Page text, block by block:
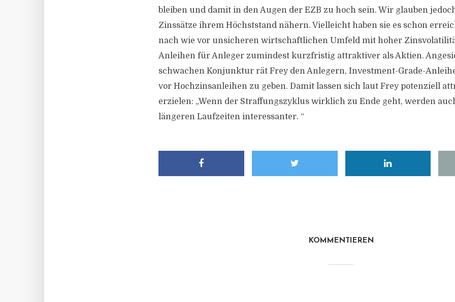
bleiben und damit in den Augen der EZB zu hoch sein. Wir glauben
Zinssätze ihrem Höchststand nähern. Vielleicht haben sie es schon
nach wie vor unsicheren wirtschaftlichen Umfeld mit hoher
Anleihen für Anleger zumindest kurzfristig attraktiver als Aktien.
schwachen Konjunktur rät Frey den Anlegern, Investment-Grade-
vor Hochzinsanleihen zu geben. Damit lassen sich laut Frey potenziell
erzielen: „Wenn der Straffungszyklus wirklich zu Ende geht, werden
längeren Laufzeiten interessanter. “
KOMMENTIEREN